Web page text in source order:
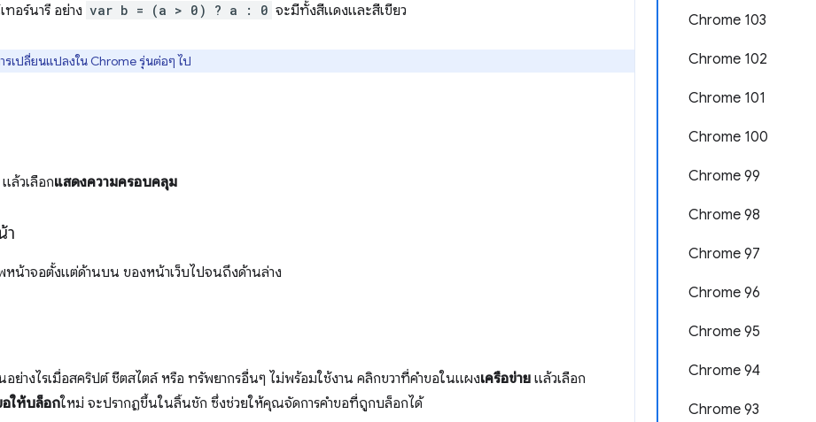
Chrome 103
Chrome 102
Chrome 101
Chrome 100
Chrome 99
Chrome 98
Chrome 97
Chrome 96
Chrome 95
Chrome 94
Chrome 93
อร์นารี อย่าง var b = (a > 0) ? a : 0 จะมีทั้งสีแดงและสีเขียว
รเปลี่ยนแปลงใน Chrome รุ่นต่อๆ ไป
แล้วเลือกแสดงความครอบคลุม
า
หน้าจอตั้งแต่ด้านบน ของหน้าเว็บไปจนถึงด้านล่าง
อย่างไรเมื่อสคริปต์ ชีตสไตล์ หรือ ทรัพยากรอื่นๆ ไม่พร้อมใช้งาน คลิกขวาที่คำขอในแผงเครือข่าย แล้วเลือก
อให้บล็อกใหม่ จะปรากฏขึ้นในลิ้นชัก ซึ่งช่วยให้คุณจัดการคำขอที่ถูกบล็อกได้